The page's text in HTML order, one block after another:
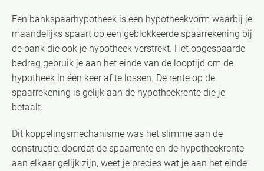
Een bankspaarhypotheek is een hypotheekvorm waarbij je
maandelijks spaart op een geblokkeerde spaarrekening bij
de bank die ook je hypotheek verstrekt. Het opgespaarde
bedrag gebruik je aan het einde van de looptijd om de
hypotheek in één keer af te lossen. De rente op de
spaarrekening is gelijk aan de hypotheekrente die je
betaalt.
Dit koppelingsmechanisme was het slimme aan de
constructie: doordat de spaarrente en de hypotheekrente
aan elkaar gelijk zijn, weet je precies wat je aan het einde